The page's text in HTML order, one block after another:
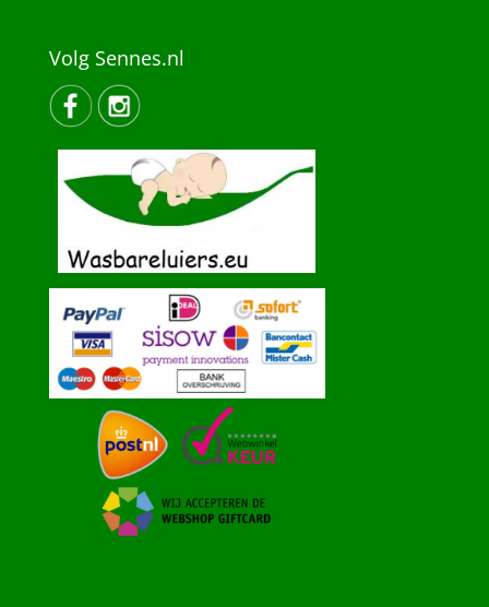
Volg Sennes.nl